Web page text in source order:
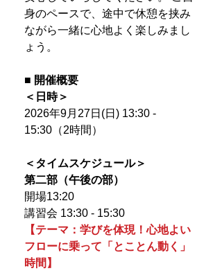
身のペースで、途中で休憩を挟み
ながら一緒に心地よく楽しみまし
ょう。
■ 開催概要
＜日時＞
2026年9月27日(日) 13:30 -
15:30（2時間）
＜タイムスケジュール＞
第二部（午後の部）
開場13:20
講習会 13:30 - 15:30
【テーマ：学びを体現！心地よい
フローに乗って「とことん動く」
時間】